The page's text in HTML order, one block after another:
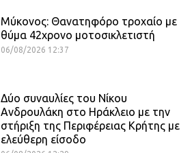
Μύκονος: Θανατηφόρο τροχαίο με
θύμα 42χρονο μοτοσικλετιστή
06/08/2026 12:37
Δύο συναυλίες του Νίκου
Ανδρουλάκη στο Ηράκλειο με την
στήριξη της Περιφέρειας Κρήτης με
ελεύθερη είσοδο